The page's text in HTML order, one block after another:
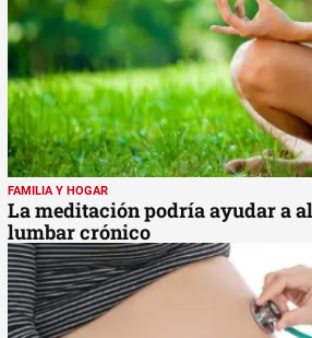
FAMILIA Y HOGAR
La meditación podría ayudar a
lumbar crónico